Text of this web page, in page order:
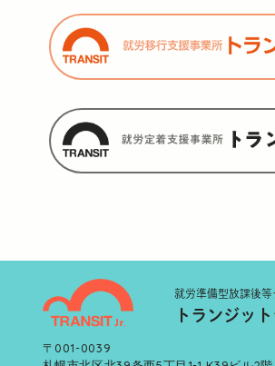
就労準備型放課後等
トランジッ
〒001-0039